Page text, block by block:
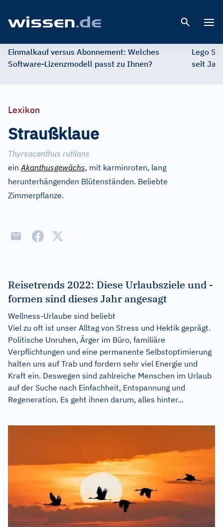
Einmalkauf versus Abonnement: Welches
Software-Lizenzmodell passt zu Ihnen?
Lego
seit
Lexikon
Straußklaue
Thyrsacanthus rutilans
einAkanthusgewächs, mit karminroten, lang
herunterhängenden Blütenständen. Beliebte
Zimmerpflanze.
Reisetrends 2022: Diese Urlaubsziele und -
formen sind dieses Jahr angesagt
Wellness-Urlaube sind beliebt
Viel zu oft ist unser Alltag von Stress und Hektik geprägt.
Politische Unruhen, Ärger im Büro, familiäre
Verpflichtungen und eine permanente Selbstoptimierung
halten uns auf Trab und fordern sehr viel Energie und
Kraft ein. Deswegen sind zahlreiche Menschen im Urlaub
auf der Suche nach Einfachheit, Entspannung und
Regeneration. Es geht ihnen darum, alles hinter...